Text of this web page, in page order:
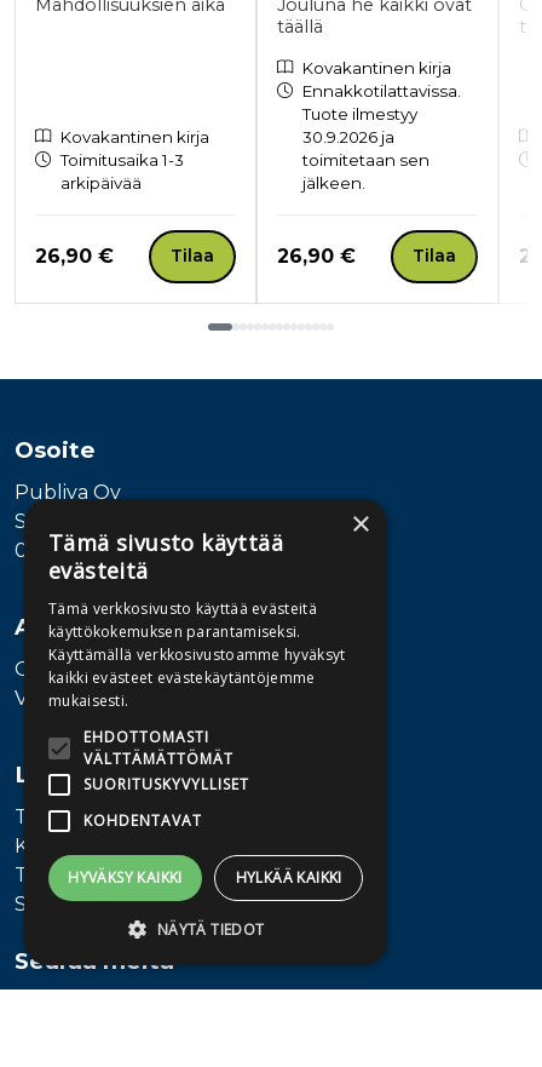
Mahdollisuuksien aika
Kovakantinen kirja
Toimitusaika 1-3
arkipäivää
Hinta nyt
26,90 € Tilaa
Jouluna he kaikki ovat
täällä
Kovakantinen kirja
Ennakkotilattavissa.
Tuote ilmestyy
30.9.2026 ja
toimitetaan sen
jälkeen.
Hinta nyt
26,90 € Tilaa
Osoite
Publiva Oy
Sörnäistenkatu 1
00580 Helsinki
Asiakaspalvelu
Ota yhteyttä
Vaihde: 010 345100
Lisätietoa
Toimitusehdot
Käyttöohjeet
Tietosuojaseloste
Saavutettavuusseloste
Seuraa meitä
×
Tämä sivusto käyttää
evästeitä
Tämä verkkosivusto käyttää evästeitä
käyttökokemuksen parantamiseksi.
Käyttämällä verkkosivustoamme hyväksyt
kaikki evästeet evästekäytäntöjemme
mukaisesti.
EHDOTTOMASTI
VÄLTTÄMÄTTÖMÄT
SUORITUSKYVYLLISET
KOHDENTAVAT
HYVÄKSY KAIKKI HYLKÄÄ KAIKKI
NÄYTÄ TIEDOT